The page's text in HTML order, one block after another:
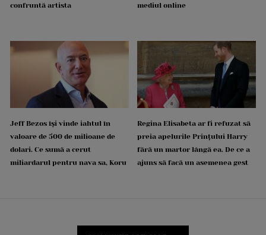
confruntă artista
mediul online
Jeff Bezos își vinde iahtul în
valoare de 500 de milioane de
dolari. Ce sumă a cerut
miliardarul pentru nava sa, Koru
Regina Elisabeta ar fi refuzat să
preia apelurile Prințului Harry
fără un martor lângă ea. De ce a
ajuns să facă un asemenea gest